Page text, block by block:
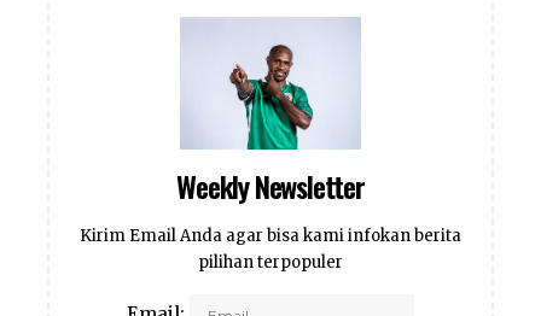
Weekly Newsletter
Kirim Email Anda agar bisa kami infokan berita
pilihan terpopuler